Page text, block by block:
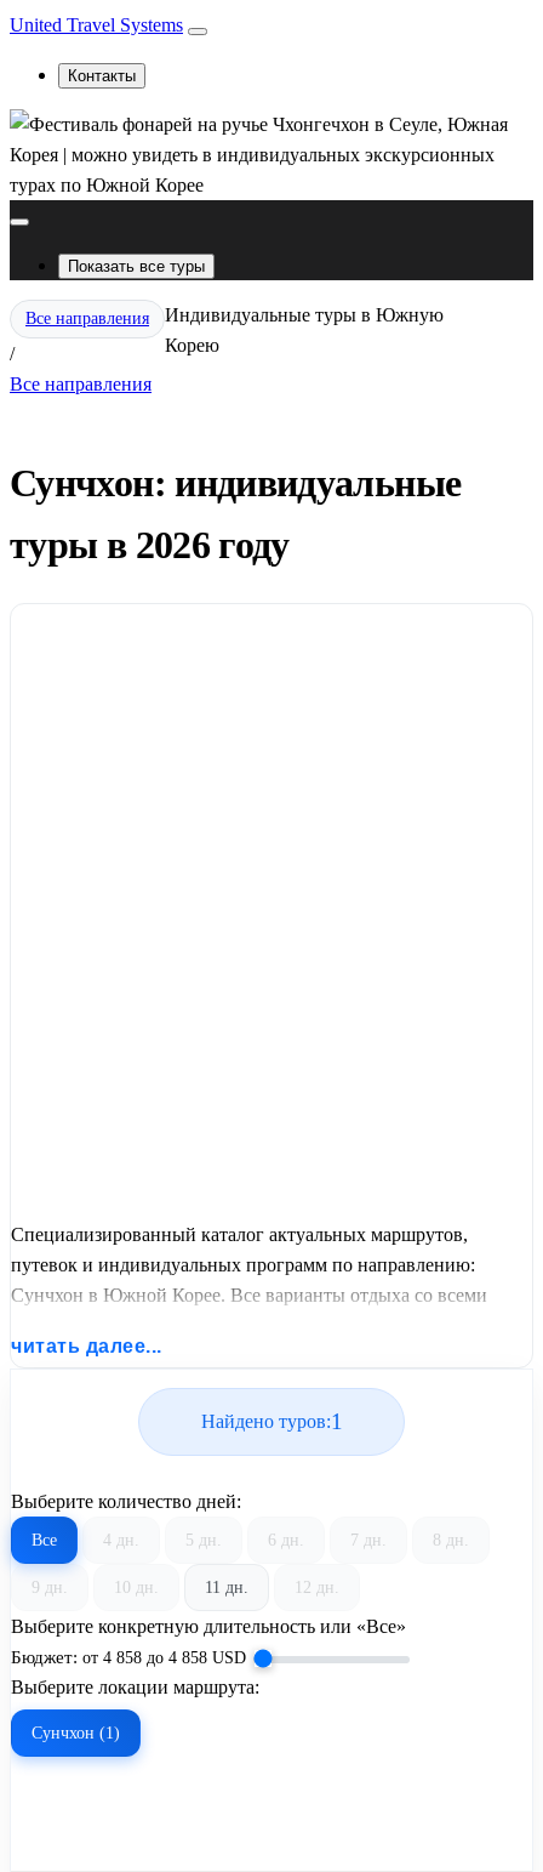
United Travel Systems
Контакты
Показать все туры
Все направления
/
Индивидуальные туры в Южную
Корею
Все направления
Сунчхон: индивидуальные
туры в 2026 году
Специализированный каталог актуальных маршрутов,
путевок и индивидуальных программ по направлению:
Сунчхон в Южной Корее. Все варианты отдыха со всеми
актуальным графиком заездов от United Travel Systems.
читать далее...
Найдено туров:1
Выберите количество дней:
Все 4 дн. 5 дн. 6 дн. 7 дн. 8 дн.
9 дн. 10 дн. 11 дн. 12 дн.
Выберите конкретную длительность или «Все»
Бюджет: от 4 858 до 4 858 USD
Выберите локации маршрута:
Сунчхон (1)